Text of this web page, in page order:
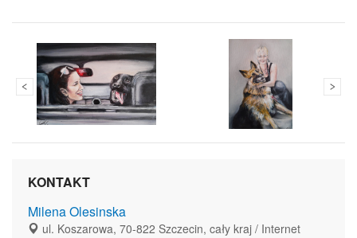
KONTAKT
Milena Olesinska
ul. Koszarowa, 70-822 Szczecin, cały kraj / Internet